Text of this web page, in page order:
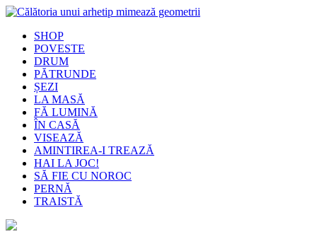
SHOP
POVESTE
DRUM
PĂTRUNDE
ȘEZI
LA MASĂ
FĂ LUMINĂ
ÎN CASĂ
VISEAZĂ
AMINTIREA-I TREAZĂ
HAI LA JOC!
SĂ FIE CU NOROC
PERNĂ
TRAISTĂ